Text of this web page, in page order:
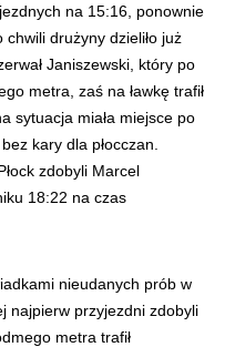
na 15:16, ponownie
drużyny dzieliło już
Janiszewski, który po
metra, zaś na ławkę trafił
sytuacja miała miejsce po
kary dla płocczan.
zdobyli Marcel
18:22 na czas
nieudanych prób w
najpierw przyjezdni zdobyli
metra trafił